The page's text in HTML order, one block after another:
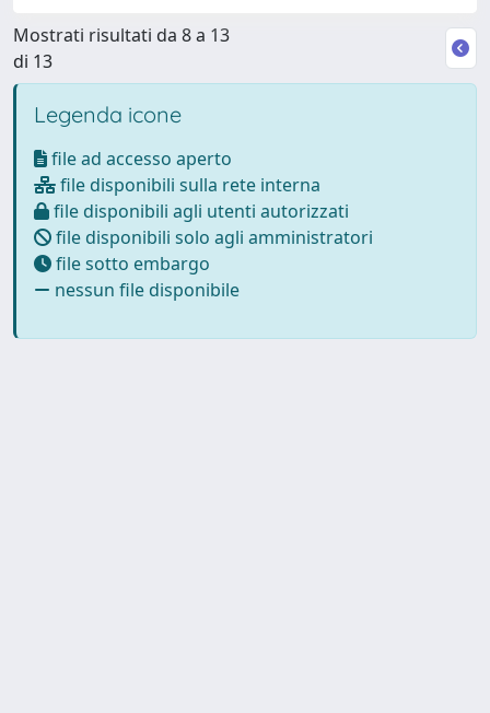
Mostrati risultati da 8 a 13
di 13
Legenda icone
file ad accesso aperto
file disponibili sulla rete interna
file disponibili agli utenti autorizzati
file disponibili solo agli amministratori
file sotto embargo
nessun file disponibile